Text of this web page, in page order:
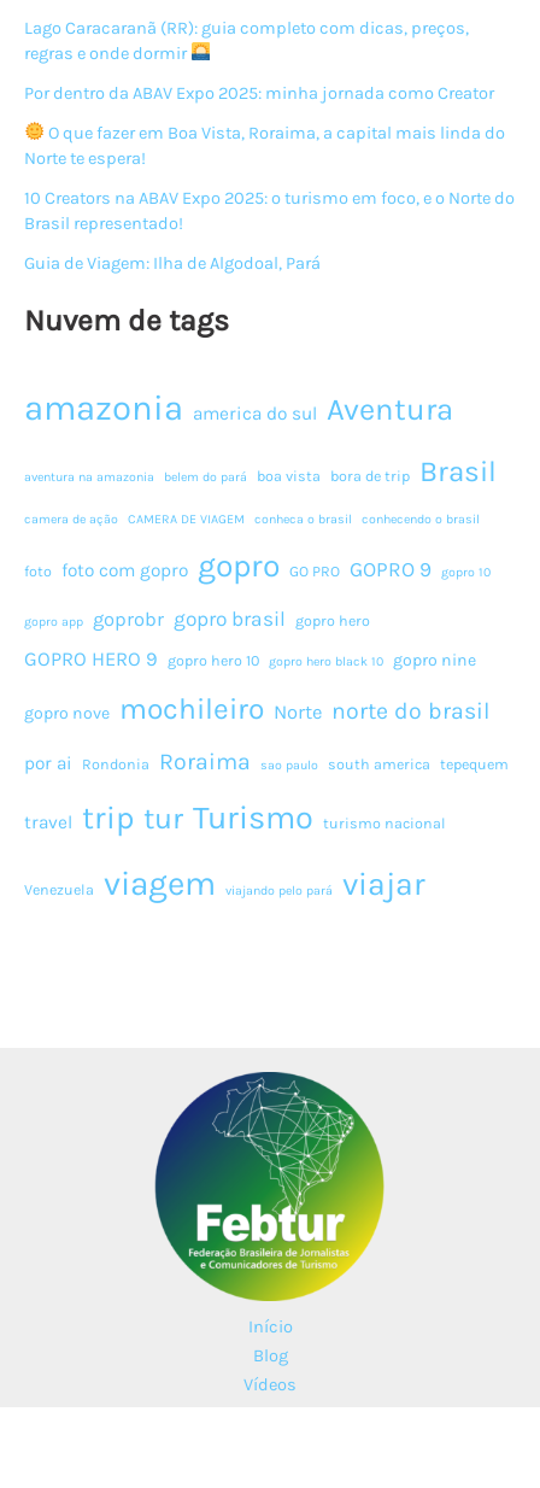
Lago Caracaranã (RR): guia completo com dicas, preços,
regras e onde dormir
Por dentro da ABAV Expo 2025: minha jornada como Creator
O que fazer em Boa Vista, Roraima, a capital mais linda do
Norte te espera!
10 Creators na ABAV Expo 2025: o turismo em foco, e o Norte do
Brasil representado!
Guia de Viagem: Ilha de Algodoal, Pará
Nuvem de tags
amazonia america do sul Aventura
aventura na amazonia belem do pará boa vista bora de trip Brasil
camera de ação CAMERA DE VIAGEM conheca o brasil conhecendo o brasil
foto foto com gopro gopro GO PRO GOPRO 9 gopro 10
gopro app goprobr gopro brasil gopro hero
GOPRO HERO 9 gopro hero 10 gopro hero black 10 gopro nine
gopro nove mochileiro Norte norte do brasil
por ai Rondonia Roraima sao paulo south america tepequem
travel trip tur Turismo turismo nacional
Venezuela viagem viajando pelo pará viajar
Início
Blog
Vídeos